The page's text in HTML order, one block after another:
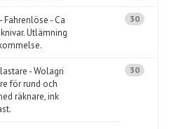
- Ca
Utlämning
30
- Wolagri
för rund och
räknare, ink
30